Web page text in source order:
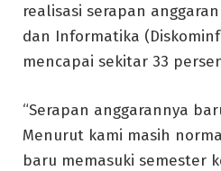
realisasi serapan
dan Informatika
mencapai sekitar 33
“Serapan anggarannya
Menurut kami masih
baru memasuki semester